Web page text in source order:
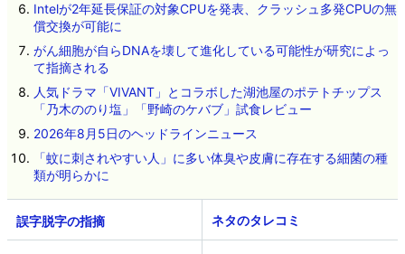
Intelが2年延長保証の対象CPUを発表、クラッシュ多発CPUの無
償交換が可能に
がん細胞が自らDNAを壊して進化している可能性が研究によっ
て指摘される
人気ドラマ「VIVANT」とコラボした湖池屋のポテトチップス
「乃木ののり塩」「野崎のケバブ」試食レビュー
2026年8月5日のヘッドラインニュース
「蚊に刺されやすい人」に多い体臭や皮膚に存在する細菌の種
類が明らかに
ネタのタレコミ